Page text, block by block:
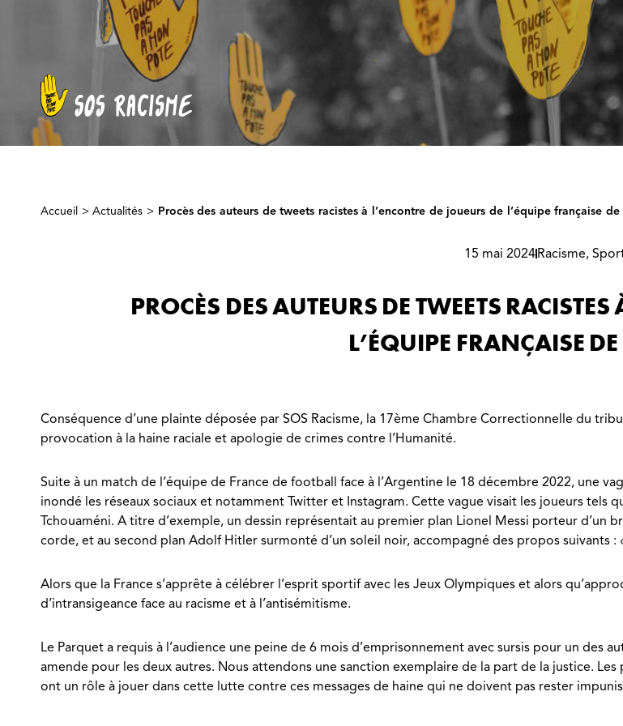
Accueil >Actualités > Procès des auteurs de tweets racistes à l’encontre de joueurs de l’équipe française de
15 mai 2024Racisme,
PROCÈS DES AUTEURS DE TWEETS
L’ÉQUIPE FRANÇAISE
Conséquence d’une plainte déposée par SOS Racisme, la 17ème Chambre Correctionnelle du
provocation à la haine raciale et apologie de crimes contre l’Humanité.
Suite à un match de l’équipe de France de football face à l’Argentine le 18 décembre 2022, une
inondé les réseaux sociaux et notamment Twitter et Instagram. Cette vague visait les joueurs tels
Tchouaméni. A titre d’exemple, un dessin représentait au premier plan Lionel Messi porteur d’un
corde, et au second plan Adolf Hitler surmonté d’un soleil noir, accompagné des propos suivants :
Alors que la France s’apprête à célébrer l’esprit sportif avec les Jeux Olympiques et alors
d’intransigeance face au racisme et à l’antisémitisme.
Le Parquet a requis à l’audience une peine de 6 mois d’emprisonnement avec sursis pour un des
amende pour les deux autres. Nous attendons une sanction exemplaire de la part de la justice.
ont un rôle à jouer dans cette lutte contre ces messages de haine qui ne doivent pas rester